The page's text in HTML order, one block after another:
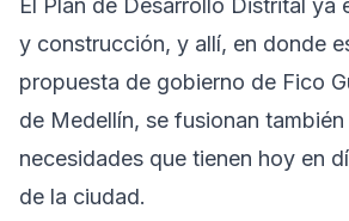
El Plan de Desarrollo Distrital ya
y construcción, y allí, en donde
propuesta de gobierno de Fico
de Medellín, se fusionan también
necesidades que tienen hoy en
de la ciudad.